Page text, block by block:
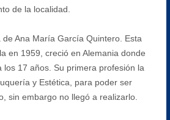
de la localidad.
Ana María García Quintero. Esta
en 1959, creció en Alemania donde
los 17 años. Su primera profesión la
y Estética, para poder ser
sin embargo no llegó a realizarlo.